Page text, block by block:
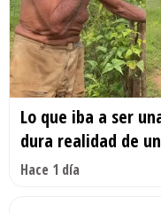
Lo que iba a ser
dura realidad de
Hace 1 día